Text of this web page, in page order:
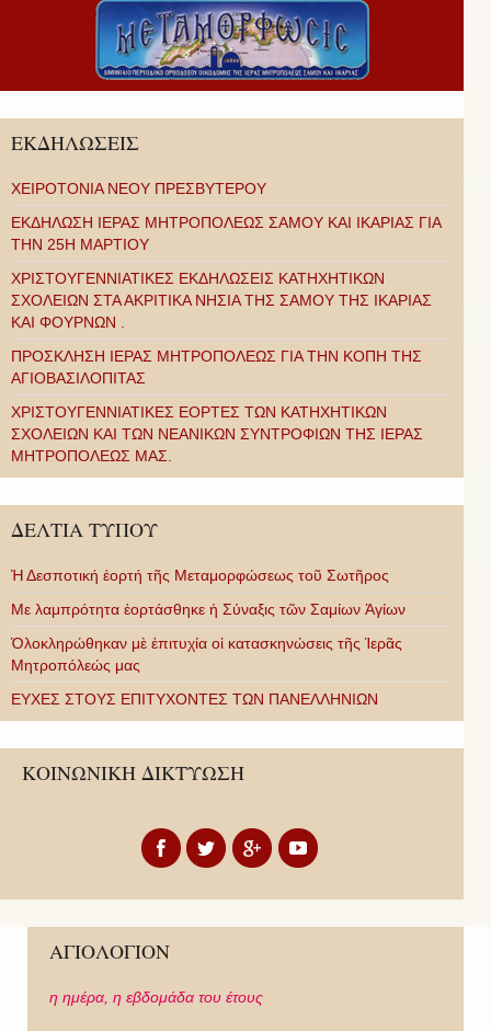
ΕΚΔΗΛΩΣΕΙΣ
ΧΕΙΡΟΤΟΝΙΑ ΝΕΟΥ ΠΡΕΣΒΥΤΕΡΟΥ
ΕΚΔΗΛΩΣΗ ΙΕΡΑΣ ΜΗΤΡΟΠΟΛΕΩΣ ΣΑΜΟΥ ΚΑΙ ΙΚΑΡΙΑΣ ΓΙΑ
ΤΗΝ 25Η ΜΑΡΤΙΟΥ
ΧΡΙΣΤΟΥΓΕΝΝΙΑΤΙΚΕΣ ΕΚΔΗΛΩΣΕΙΣ ΚΑΤΗΧΗΤΙΚΩΝ
ΣΧΟΛΕΙΩΝ ΣΤΑ ΑΚΡΙΤΙΚΑ ΝΗΣΙΑ ΤΗΣ ΣΑΜΟΥ ΤΗΣ ΙΚΑΡΙΑΣ
ΚΑΙ ΦΟΥΡΝΩΝ .
ΠΡΟΣΚΛΗΣΗ ΙΕΡΑΣ ΜΗΤΡΟΠΟΛΕΩΣ ΓΙΑ ΤΗΝ ΚΟΠΗ ΤΗΣ
ΑΓΙΟΒΑΣΙΛΟΠΙΤΑΣ
ΧΡΙΣΤΟΥΓΕΝΝΙΑΤΙΚΕΣ ΕΟΡΤΕΣ ΤΩΝ ΚΑΤΗΧΗΤΙΚΩΝ
ΣΧΟΛΕΙΩΝ ΚΑΙ ΤΩΝ ΝΕΑΝΙΚΩΝ ΣΥΝΤΡΟΦΙΩΝ ΤΗΣ ΙΕΡΑΣ
ΜΗΤΡΟΠΟΛΕΩΣ ΜΑΣ.
ΔΕΛΤΙΑ ΤΥΠΟΥ
Ἡ Δεσποτική ἑορτή τῆς Μεταμορφώσεως τοῦ Σωτῆρος
Με λαμπρότητα ἑορτάσθηκε ἡ Σύναξις τῶν Σαμίων Ἁγίων
Ὁλοκληρώθηκαν μὲ ἐπιτυχία οἱ κατασκηνώσεις τῆς Ἱερᾶς
Μητροπόλεώς μας
ΕΥΧΕΣ ΣΤΟΥΣ ΕΠΙΤΥΧΟΝΤΕΣ ΤΩΝ ΠΑΝΕΛΛΗΝΙΩΝ
ΚΟΙΝΩΝΙΚΗ ΔΙΚΤΥΩΣΗ
ΑΓΙΟΛΟΓΙΟΝ
η ημέρα, η εβδομάδα του έτους